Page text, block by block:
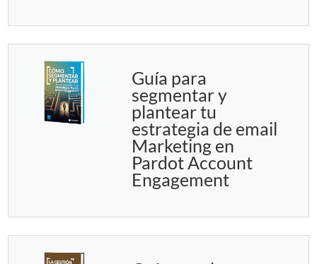
Guía para
segmentar y
plantear tu
estrategia de email
Marketing en
Pardot Account
Engagement